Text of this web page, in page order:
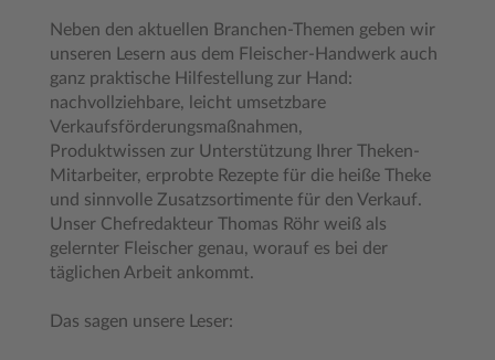
Neben den aktuellen Branchen-Themen geben wir
unseren Lesern aus dem Fleischer-Handwerk auch
ganz praktische Hilfestellung zur Hand:
nachvollziehbare, leicht umsetzbare
Verkaufsförderungsmaßnahmen,
Produktwissen zur Unterstützung Ihrer Theken-
Mitarbeiter, erprobte Rezepte für die heiße Theke
und sinnvolle Zusatzsortimente für den Verkauf.
Unser Chefredakteur Thomas Röhr weiß als
gelernter Fleischer genau, worauf es bei der
täglichen Arbeit ankommt.
Das sagen unsere Leser: